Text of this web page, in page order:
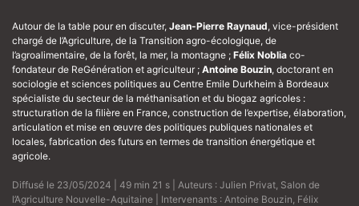
Autour de la table pour en discuter, Jean-Pierre Raynaud, vice-président
chargé de l’Agriculture, de la Transition agro-écologique, de
l’agroalimentaire, de la forêt, la mer, la montagne ; Félix Noblia co-
fondateur de ReGénération et agriculteur ; Antoine Bouzin, doctorant en
sociologie et sciences politiques au Centre Emile Durkheim à Bordeaux
spécialiste du secteur de la méthanisation et du biogaz agricoles :
structuration de la filière en France, construction de l’expertise, élaboration,
articulation et mise en œuvre des politiques publiques nationales et
locales, fabrication des futurs en termes de transition énergétique et
agricole.
Diffusé le 23/05/2024 | 49 min 21 s | Auteurs : Julien Privat Salon de
l’Agriculture Nouvelle-Aquitaine | Intervenants : Antoine Bouzin Félix